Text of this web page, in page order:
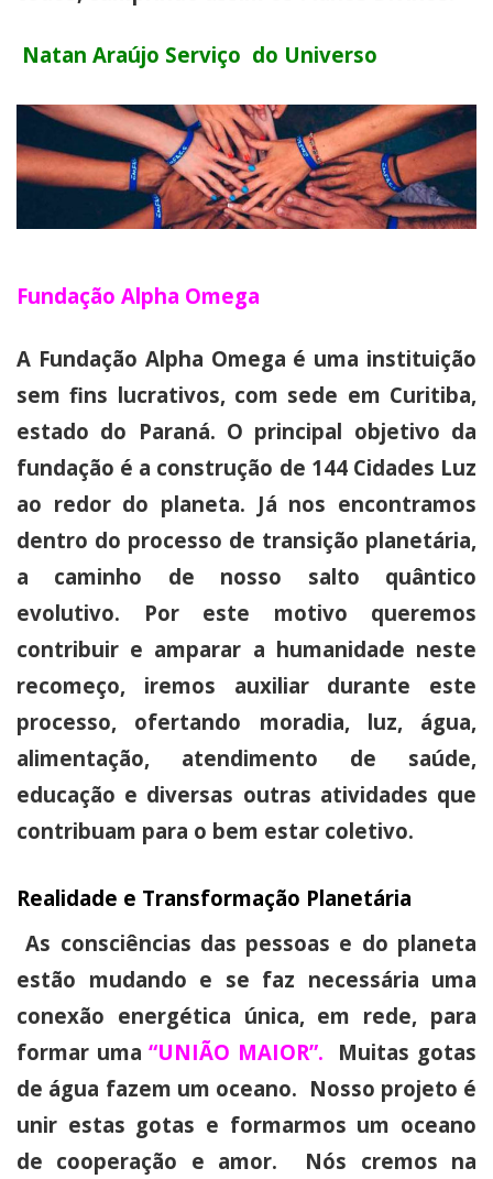
Natan Araújo Serviço do Universo
Fundação Alpha Omega
A Fundação Alpha Omega é uma instituição
sem fins lucrativos, com sede em Curitiba,
estado do Paraná. O principal objetivo da
fundação é a construção de 144 Cidades Luz
ao redor do planeta. Já nos encontramos
dentro do processo de transição planetária,
a caminho de nosso salto quântico
evolutivo. Por este motivo queremos
contribuir e amparar a humanidade neste
recomeço, iremos auxiliar durante este
processo, ofertando moradia, luz, água,
alimentação, atendimento de saúde,
educação e diversas outras atividades que
contribuam para o bem estar coletivo.
Realidade e Transformação Planetária
As consciências das pessoas e do planeta
estão mudando e se faz necessária uma
conexão energética única, em rede, para
formar uma“UNIÃO MAIOR”. Muitas gotas
de água fazem um oceano. Nosso projeto é
unir estas gotas e formarmos um oceano
de cooperação e amor. Nós cremos na